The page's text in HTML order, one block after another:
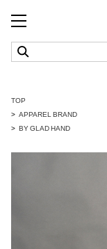
TOP
APPAREL BRAND
BY GLAD HAND